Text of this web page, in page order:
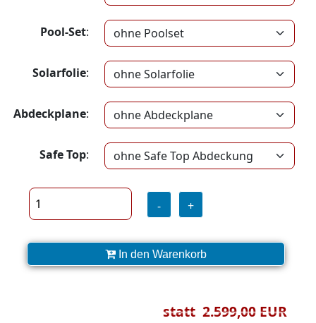
Pool-Set:
Solarfolie:
Abdeckplane:
Safe Top:
- +
In den Warenkorb
statt 2.599,00 EUR